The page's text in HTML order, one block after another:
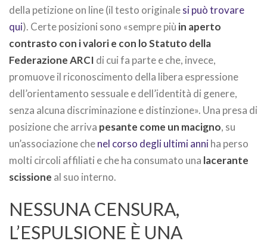
della petizione on line (il testo originalesi può trovare
qui). Certe posizioni sono «sempre più in aperto
contrasto con i valori e con lo Statuto della
Federazione ARCI di cui fa parte e che, invece,
promuove il riconoscimento della libera espressione
dell’orientamento sessuale e dell’identità di genere,
senza alcuna discriminazione e distinzione». Una presa di
posizione che arriva pesante come un macigno, su
un’associazione chenel corso degli ultimi anniha perso
molti circoli affiliati e che ha consumato una lacerante
scissione al suo interno.
NESSUNA CENSURA,
L’ESPULSIONE È UNA